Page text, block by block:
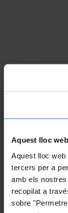
Aquest lloc
Aquest lloc
tercers per a
amb els
recopilat a
sobre